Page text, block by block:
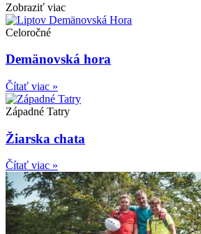
Zobraziť viac
Celoročné
Demänovská hora
Čítať viac »
Západné Tatry
Žiarska chata
Čítať viac »